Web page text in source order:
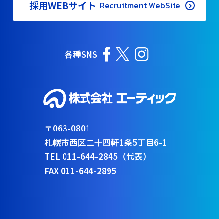
採用WEBサイト Recruitment WebSite
各種SNS
〒063-0801
札幌市西区二十四軒1条5丁目6-1
TEL 011-644-2845（代表）
FAX 011-644-2895